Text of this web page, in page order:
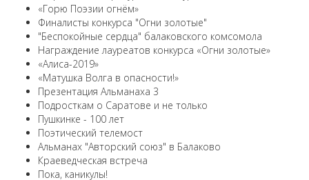
«Горю Поэзии огнём»
Финалисты конкурса "Огни золотые"
"Беспокойные сердца" балаковского комсомола
Награждение лауреатов конкурса «Огни золотые»
«Алиса-2019»
«Матушка Волга в опасности!»
Презентация Альманаха 3
Подросткам о Саратове и не только
Пушкинке - 100 лет
Поэтический телемост
Альманах "Авторский союз" в Балаково
Краеведческая встреча
Пока, каникулы!